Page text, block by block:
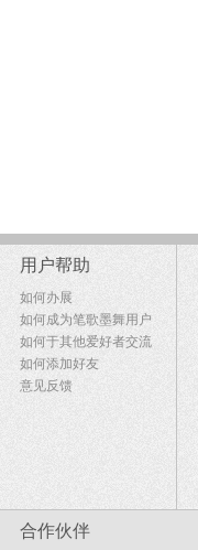
用户帮助
如何办展
如何成为笔歌墨舞用户
如何于其他爱好者交流
如何添加好友
意见反馈
合作伙伴